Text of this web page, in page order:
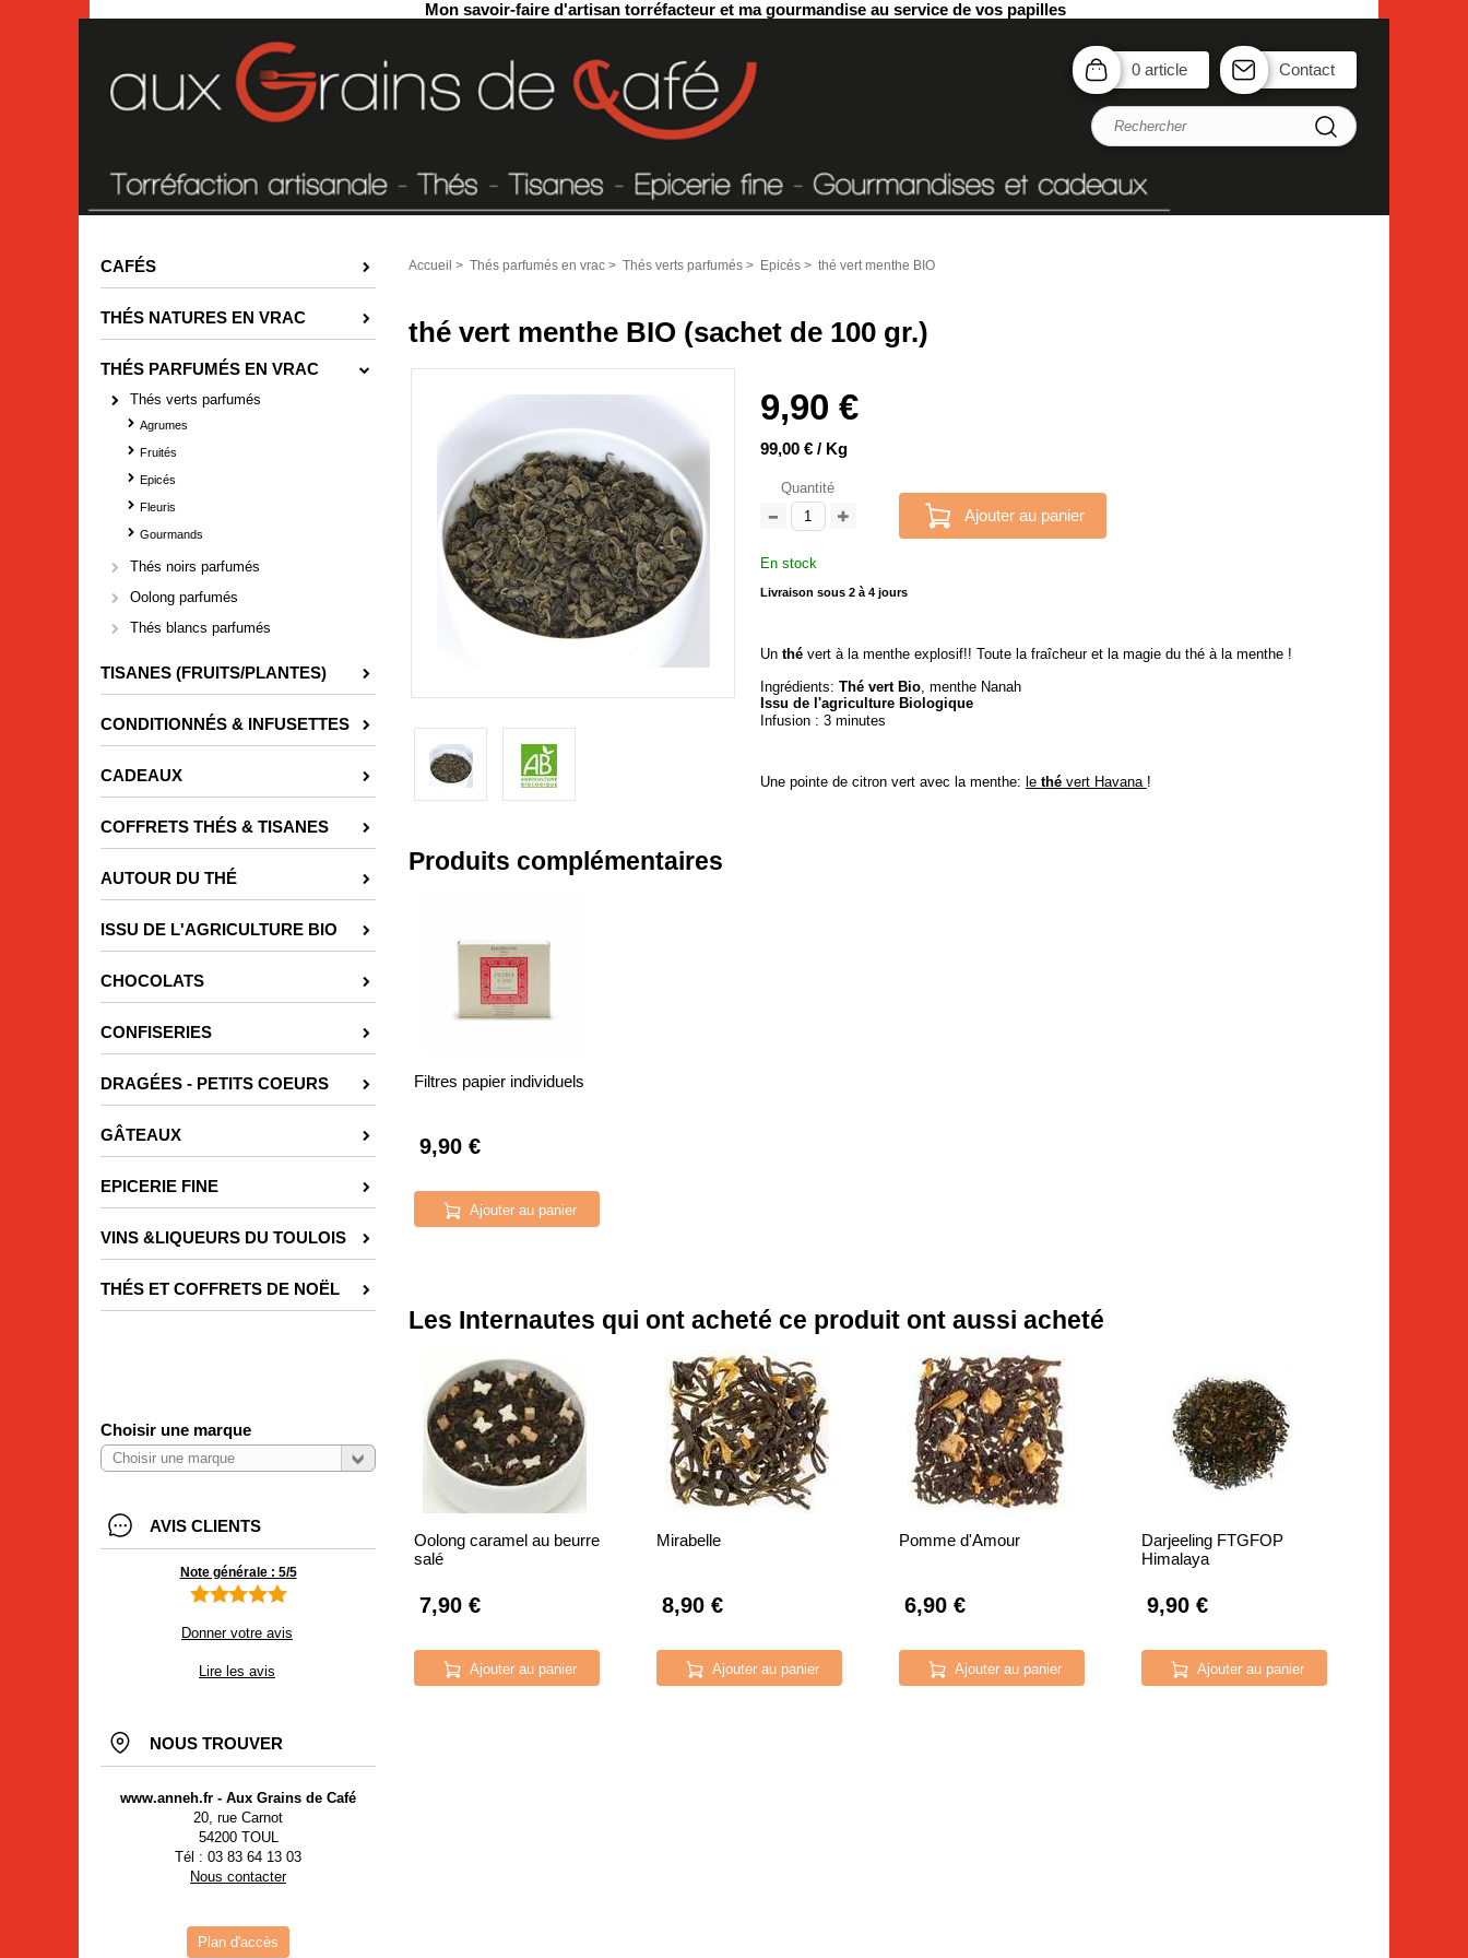
Mon savoir-faire d'artisan torréfacteur et ma gourmandise au service de vos papilles
0 article Contact
CAFÉS
THÉS NATURES EN VRAC
THÉS PARFUMÉS EN VRAC
Thés verts parfumés
Agrumes
Fruités
Epicés
Fleuris
Gourmands
Thés noirs parfumés
Oolong parfumés
Thés blancs parfumés
TISANES (FRUITS/PLANTES)
CONDITIONNÉS & INFUSETTES
CADEAUX
COFFRETS THÉS & TISANES
AUTOUR DU THÉ
ISSU DE L'AGRICULTURE BIO
CHOCOLATS
CONFISERIES
DRAGÉES - PETITS COEURS
GÂTEAUX
EPICERIE FINE
VINS &LIQUEURS DU TOULOIS
THÉS ET COFFRETS DE NOËL
Choisir une marque
AVIS CLIENTS
Note générale : 5/5
Donner votre avis
Lire les avis
NOUS TROUVER
www.anneh.fr - Aux Grains de Café
20, rue Carnot
54200 TOUL
Tél : 03 83 64 13 03
Nous contacter
Plan d'accès
Accueil > Thés parfumés en vrac > Thés verts parfumés > Epicés > thé vert menthe BIO
thé vert menthe BIO (sachet de 100 gr.)
9,90 €
99,00 € / Kg
Quantité
Ajouter au panier
En stock
Livraison sous 2 à 4 jours
Un thévert à la menthe explosif!! Toute la fraîcheur et la magie du thé à la menthe !
Ingrédients: Thé vert Bio, menthe Nanah
Issu de l'agriculture Biologique
Infusion : 3 minutes
Une pointe de citron vert avec la menthe: le thévert Havana !
Produits complémentaires
Filtres papier individuels
9,90 €
Ajouter au panier
Les Internautes qui ont acheté ce produit ont aussi acheté
Oolong caramel au beurre
salé
7,90 €
Ajouter au panier
Mirabelle
8,90 €
Ajouter au panier
Pomme d'Amour
6,90 €
Ajouter au panier
Darjeeling FTGFOP
Himalaya
9,90 €
Ajouter au panier